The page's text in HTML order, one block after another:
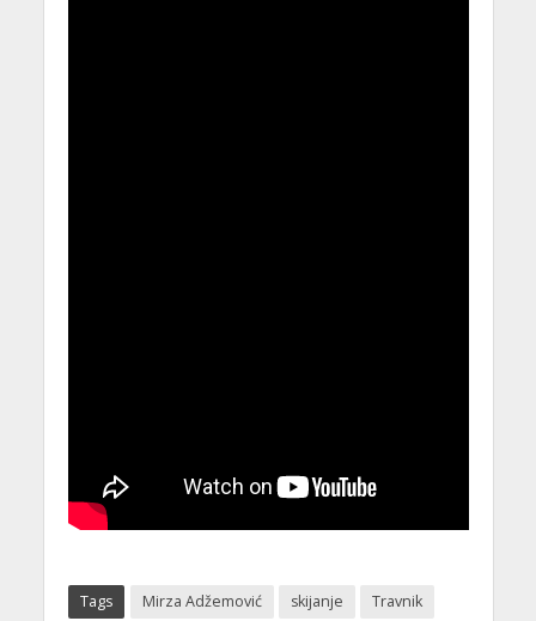
Tags Mirza Adžemović skijanje Travnik